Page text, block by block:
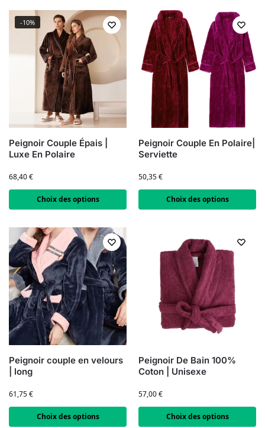
-10%
Peignoir Couple Épais |
Luxe En Polaire
68,40€
Choix des options
Peignoir Couple En Polaire|
Serviette
50,35€
Choix des options
Peignoir couple en velours
| long
61,75€
Choix des options
Peignoir De Bain 100%
Coton | Unisexe
57,00€
Choix des options